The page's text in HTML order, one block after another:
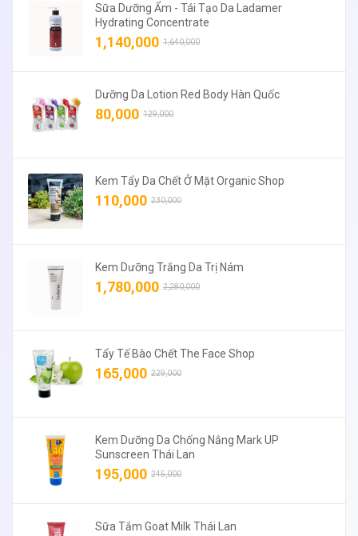
Sữa Dưỡng Ẩm - Tái Tạo Da Ladamer
Hydrating Concentrate
1,140,000 1,640,000
Dưỡng Da Lotion Red Body Hàn Quốc
80,000 129,000
Kem Tẩy Da Chết Ở Mặt Organic Shop
110,000 230,000
Kem Dưỡng Trắng Da Trị Nám
1,780,000 2,280,000
Tẩy Tế Bào Chết The Face Shop
165,000 229,000
Kem Dưỡng Da Chống Nắng Mark UP
Sunscreen Thái Lan
195,000 245,000
Sữa Tắm Goat Milk Thái Lan